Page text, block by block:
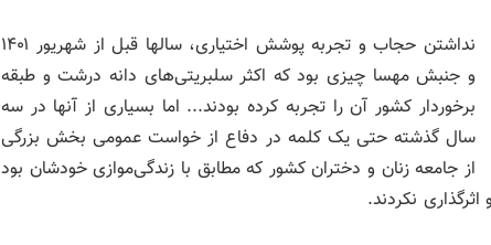
نداشتن حجاب و تجربه پوشش اختیاری، سالها قبل از شهریور ۱۴۰۱
و جنبش مهسا چیزی بود که اکثر سلبریتی‌های دانه درشت و طبقه
برخوردار کشور آن را تجربه کرده بودند... اما بسیاری از آنها در سه
سال گذشته حتی یک کلمه در دفاع از خواست عمومی بخش بزرگی‌
از جامعه زنان و دختران کشور که مطابق با زندگی‌موازی خودشان بود
نکردند.